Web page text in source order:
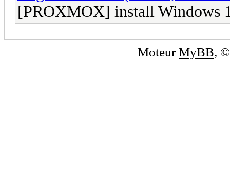
[PROXMOX] install Windows
MoteurMyBB,